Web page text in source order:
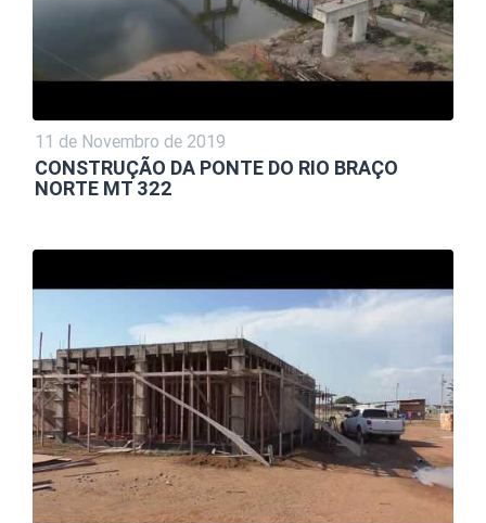
11 de Novembro de 2019
CONSTRUÇÃO DA PONTE DO RIO BRAÇO
NORTE MT 322